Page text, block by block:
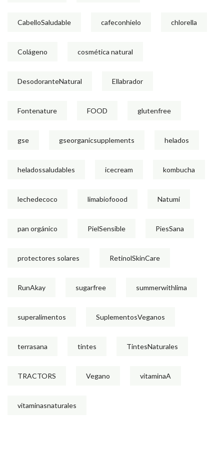
CabelloSaludable cafeconhielo chlorella
Colágeno cosmética natural
DesodoranteNatural Ellabrador
Fontenature FOOD glutenfree
gse gseorganicsupplements helados
heladossaludables icecream kombucha
lechedecoco limabiofoood Natumi
pan orgánico PielSensible PiesSana
protectores solares RetinolSkinCare
RunAkay sugarfree summerwithlima
superalimentos SuplementosVeganos
terrasana tintes TintesNaturales
TRACTORS Vegano vitaminaA
vitaminasnaturales